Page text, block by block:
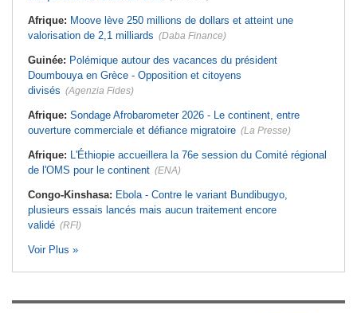
Afrique: Moove lève 250 millions de dollars et atteint une
valorisation de 2,1 milliards (Daba Finance)
Guinée: Polémique autour des vacances du président
Doumbouya en Grèce - Opposition et citoyens
divisés (Agenzia Fides)
Afrique: Sondage Afrobarometer 2026 - Le continent, entre
ouverture commerciale et défiance migratoire (La Presse)
Afrique: L'Éthiopie accueillera la 76e session du Comité régional
de l'OMS pour le continent (ENA)
Congo-Kinshasa: Ebola - Contre le variant Bundibugyo,
plusieurs essais lancés mais aucun traitement encore
validé (RFI)
Voir Plus »